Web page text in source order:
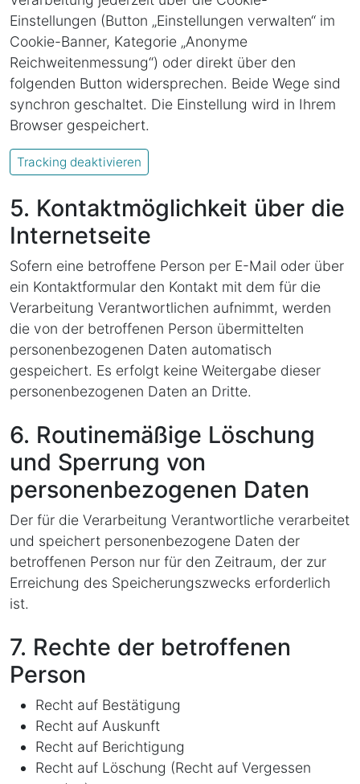
Einstellungen (Button „Einstellungen verwalten“ im
Cookie-Banner, Kategorie „Anonyme
Reichweitenmessung“) oder direkt über den
folgenden Button widersprechen. Beide Wege sind
synchron geschaltet. Die Einstellung wird in Ihrem
Browser gespeichert.
Tracking deaktivieren
5. Kontaktmöglichkeit über die
Internetseite
Sofern eine betroffene Person per E-Mail oder über
ein Kontaktformular den Kontakt mit dem für die
Verarbeitung Verantwortlichen aufnimmt, werden
die von der betroffenen Person übermittelten
personenbezogenen Daten automatisch
gespeichert. Es erfolgt keine Weitergabe dieser
personenbezogenen Daten an Dritte.
6. Routinemäßige Löschung
und Sperrung von
personenbezogenen Daten
Der für die Verarbeitung Verantwortliche verarbeitet
und speichert personenbezogene Daten der
betroffenen Person nur für den Zeitraum, der zur
Erreichung des Speicherungszwecks erforderlich
ist.
7. Rechte der betroffenen
Person
Recht auf Bestätigung
Recht auf Auskunft
Recht auf Berichtigung
Recht auf Löschung (Recht auf Vergessen